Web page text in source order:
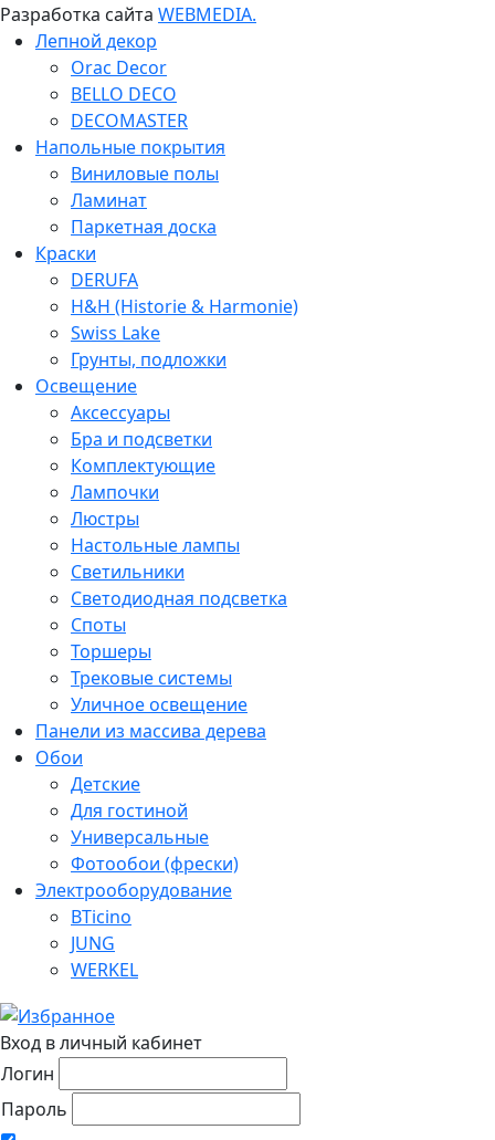
Разработка сайта WEBMEDIA.
Лепной декор
Orac Decor
BELLO DECO
DECOMASTER
Напольные покрытия
Виниловые полы
Ламинат
Паркетная доска
Краски
DERUFA
H&H (Historie & Harmonie)
Swiss Lake
Грунты, подложки
Освещение
Аксессуары
Бра и подсветки
Комплектующие
Лампочки
Люстры
Настольные лампы
Светильники
Светодиодная подсветка
Споты
Торшеры
Трековые системы
Уличное освещение
Панели из массива дерева
Обои
Детские
Для гостиной
Универсальные
Фотообои (фрески)
Электрооборудование
BTicino
JUNG
WERKEL
Вход в личный кабинет
Логин
Пароль